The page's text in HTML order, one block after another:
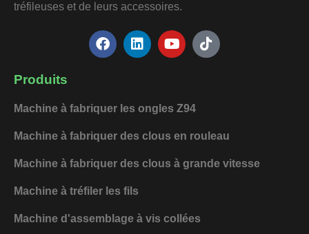
tréfileuses et de leurs accessoires.
F
a
o
k
L
i
d
n
Y
o
b
T
i
Produits
Machine à fabriquer les ongles Z94
Machine à fabriquer des clous en rouleau
Machine à fabriquer des clous à grande vitesse
Machine à tréfiler les fils
Machine d'assemblage à vis collées